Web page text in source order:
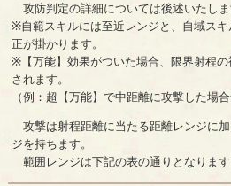
攻防判定の詳細については後述いたしま
※自範スキルには至近レンジと、自域ス
正が掛かります。
※【万能】効果がついた場合、限界射程
されます。
（例：超【万能】で中距離に攻撃した場合
攻撃は射程距離に当たる距離レンジに
ジを持ちます。
範囲レンジは下記の表の通りとなります